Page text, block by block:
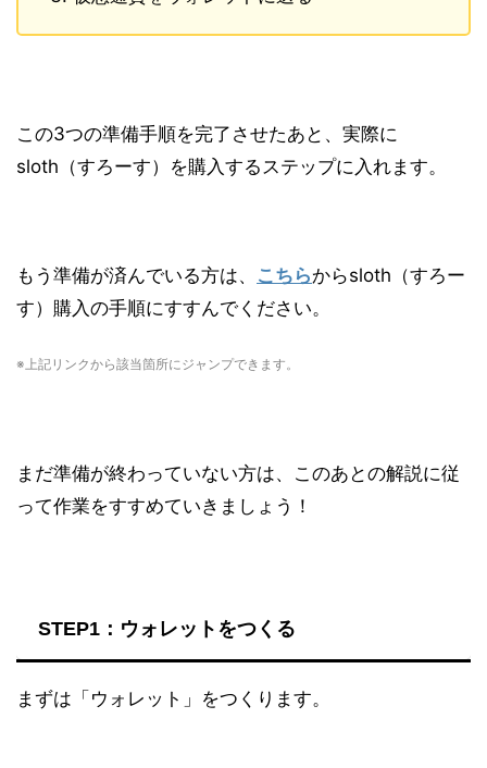
この3つの準備手順を完了させたあと、実際に
sloth（すろーす）を購入するステップに入れます。
もう準備が済んでいる方は、 こちらからsloth（すろー
す）購入の手順にすすんでください。
※上記リンクから該当箇所にジャンプできます。
まだ準備が終わっていない方は、このあとの解説に従
って作業をすすめていきましょう！
STEP1：ウォレットをつくる
まずは「ウォレット」をつくります。